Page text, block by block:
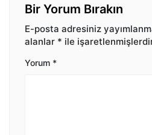
Bir Yorum Bırakın
E-posta adresiniz
alanlar * ile
Yorum *